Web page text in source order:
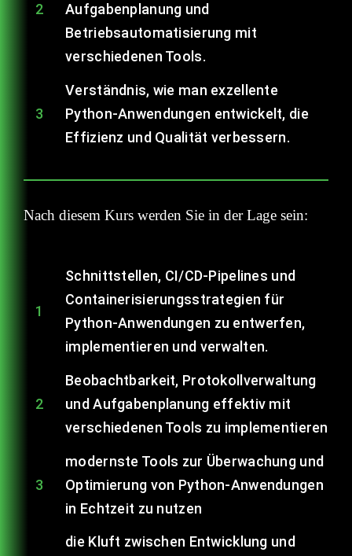
2
Aufgabenplanung und
Betriebsautomatisierung mit
verschiedenen Tools.
3
Verständnis, wie man exzellente
Python-Anwendungen entwickelt, die
Effizienz und Qualität verbessern.
Nach diesem Kurs werden Sie in der Lage sein:
1
Schnittstellen, CI/CD-Pipelines und
Containerisierungsstrategien für
Python-Anwendungen zu entwerfen,
implementieren und verwalten.
2
Beobachtbarkeit, Protokollverwaltung
und Aufgabenplanung effektiv mit
verschiedenen Tools zu implementieren
3
modernste Tools zur Überwachung und
Optimierung von Python-Anwendungen
in Echtzeit zu nutzen
die Kluft zwischen Entwicklung und